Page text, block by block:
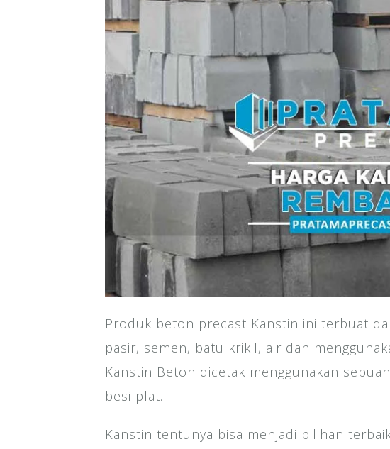
Produk beton precast Kanstin ini terbuat
pasir, semen, batu krikil, air dan
Kanstin Beton dicetak menggunakan
besi plat.
Kanstin tentunya bisa menjadi pilihan